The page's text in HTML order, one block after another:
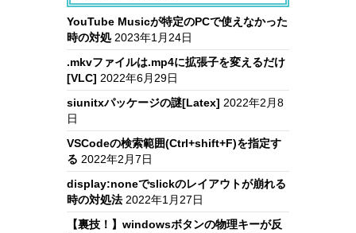
YouTube Musicが特定のPCで使えなかった
時の対処 2023年1月24日
.mkvファイルは.mp4に拡張子を変えるだけ
[VLC] 2022年6月29日
siunitxパッケージの謎[Latex] 2022年2月8
日
VSCodeの検索範囲(Ctrl+shift+F)を指定す
る 2022年2月7日
display:noneでslickのレイアウトが崩れる
時の対処法 2022年1月27日
【裏技！】windowsボタンの物理キーが反